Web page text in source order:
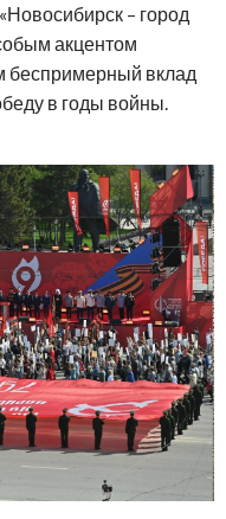
– город
акцентом
беспримерный вклад
в годы войны.